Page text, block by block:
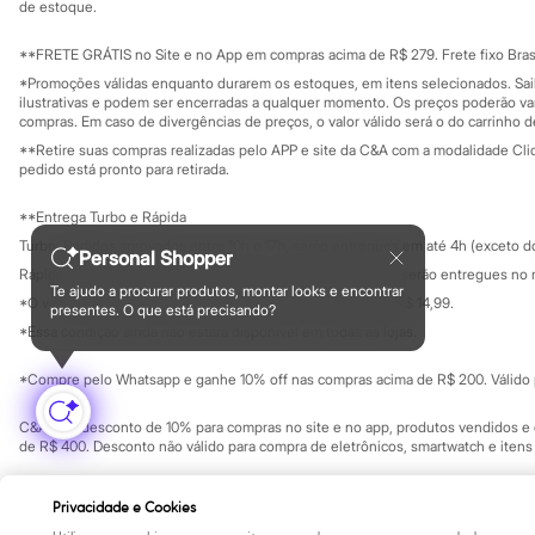
Clock House
Sawary
Yessica
Moda esportiva
Acessórios
Calçados
Leggings
Tops
Moda íntima
Calcinhas
Cintas e Modeladores
Meias
Sutiãs e Tops
Moda praia
Biquínis
Maiôs
Saídas de praia
Personagens
Plus size
Blusas e Camisetas
Personal Shopper
Te ajudo a procurar produtos, montar looks e encontrar
presentes. O que está precisando?
Investidores
Privacidade
Configuração de cookies
Minha privacidade
Educação
Formas de pagamento
de estoque.
**FRETE GRÁTIS no Site e no App em compras acima de R$ 279. Frete fixo
*Promoções válidas enquanto durarem os estoques, em itens selecionados.
ilustrativas e podem ser encerradas a qualquer momento. Os preços poderão
compras. Em caso de divergências de preços, o valor válido será o do carrinho
**Retire suas compras realizadas pelo APP e site da C&A com a modalidade
pedido está pronto para retirada.
**Entrega Turbo e Rápida
Turbo: Pedidos aprovados entre 10h e 17h, serão entregues em até 4h (exceto
Rápida: Pedidos com os pagamentos aprovados até as 10h, serão entregues
*O valor do frete para o turbo é R$ 24,99 e para a rápida é R$ 14,99.
*Essa condição ainda não estará disponível em todas as lojas.
*Compre pelo Whatsapp e ganhe 10% off nas compras acima de R$ 200.
C&A Pay: desconto de 10% para compras no site e no app, produtos vendidos
de R$ 400. Desconto não válido para compra de eletrônicos, smartwatch e
SP Cep: 06455-000 CNPJ 45.242.914/0001-05
Privacidade e Cookies